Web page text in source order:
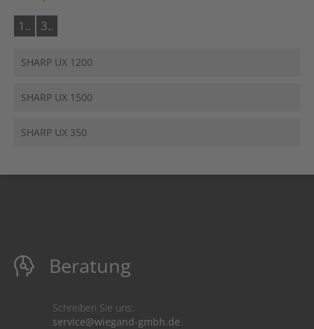
1.. 3..
SHARP UX 1200
SHARP UX 1500
SHARP UX 350
Beratung
Schreiben Sie uns:
service@wiegand-gmbh.de